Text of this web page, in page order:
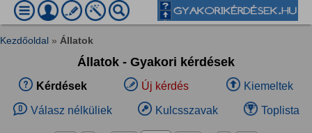
Kezdőoldal » Állatok
Állatok - Gyakori kérdések
Kérdések Új kérdés Kiemeltek
Válasz nélküliek Kulcsszavak Toplista